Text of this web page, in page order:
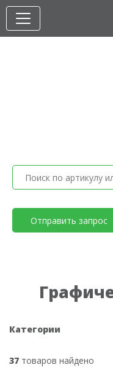
Отправить запрос
Категории
37 товаров найдено